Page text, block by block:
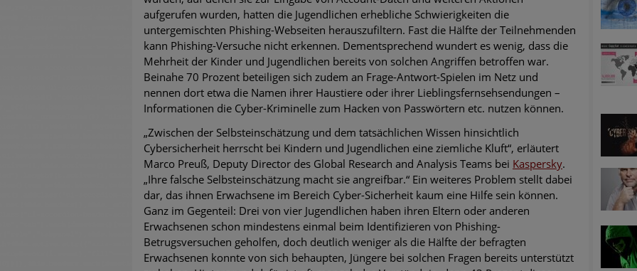
aufgerufen wurden, hatten die Jugendlichen erhebliche Schwierigkeiten die
untergemischten Phishing-Webseiten herauszufiltern. Fast die Hälfte der Teilnehmenden
kann Phishing-Versuche nicht erkennen. Dementsprechend wundert es wenig, dass die
Mehrheit der Kinder und Jugendlichen bereits von solchen Angriffen betroffen war.
Beinahe 70 Prozent beteiligen sich zudem an Frage-Antwort-Spielen im Netz und
nennen dort etwa die Namen ihrer Haustiere oder ihrer Lieblingsfernsehsendungen –
Informationen die Cyber-Kriminelle zum Hacken von Passwörtern etc. nutzen können.
„Zwischen der Selbsteinschätzung und dem tatsächlichen Wissen hinsichtlich
Cybersicherheit herrscht bei Kindern und Jugendlichen eine ziemliche Kluft“, erläutert
Marco Preuß, Deputy Director des Global Research and Analysis Teams bei Kaspersky.
„Ihre falsche Selbsteinschätzung macht sie angreifbar.“ Ein weiteres Problem stellt dabei
dar, das ihnen Erwachsene im Bereich Cyber-Sicherheit kaum eine Hilfe sein können.
Ganz im Gegenteil: Drei von vier Jugendlichen haben ihren Eltern oder anderen
Erwachsenen schon mindestens einmal beim Identifizieren von Phishing-
Betrugsversuchen geholfen, doch deutlich weniger als die Hälfte der befragten
Erwachsenen konnte von sich behaupten, Jüngere bei solchen Fragen bereits unterstützt